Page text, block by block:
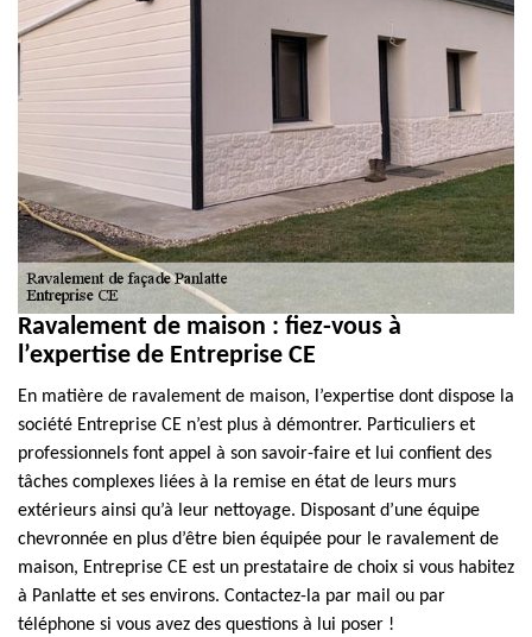
Ravalement de maison : fiez-vous à
l’expertise de Entreprise CE
En matière de ravalement de maison, l’expertise dont dispose la
société Entreprise CE n’est plus à démontrer. Particuliers et
professionnels font appel à son savoir-faire et lui confient des
tâches complexes liées à la remise en état de leurs murs
extérieurs ainsi qu’à leur nettoyage. Disposant d’une équipe
chevronnée en plus d’être bien équipée pour le ravalement de
maison, Entreprise CE est un prestataire de choix si vous habitez
à Panlatte et ses environs. Contactez-la par mail ou par
téléphone si vous avez des questions à lui poser !